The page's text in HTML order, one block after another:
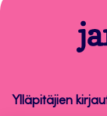
Ylläpitäjien